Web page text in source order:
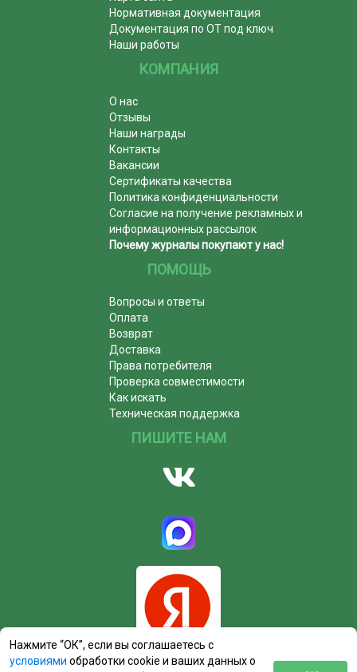
Нормативная документация
Документация по ОТ под ключ
Наши работы
КОМПАНИЯ
О нас
Отзывы
Наши награды
Контакты
Вакансии
Сертификаты качества
Политика конфиденциальности
Согласие на получение рекламных и
информационных рассылок
Почему журналы покупают у нас!
ПОМОЩЬ
Вопросы и ответы
Оплата
Возврат
Доставка
Права потребителя
Проверка совместимости
Как искать
Техническая поддержка
ПИШИТЕ НАМ
Нажмите “ОК”, если вы соглашаетесь с
условиями обработки cookie и ваших данных о